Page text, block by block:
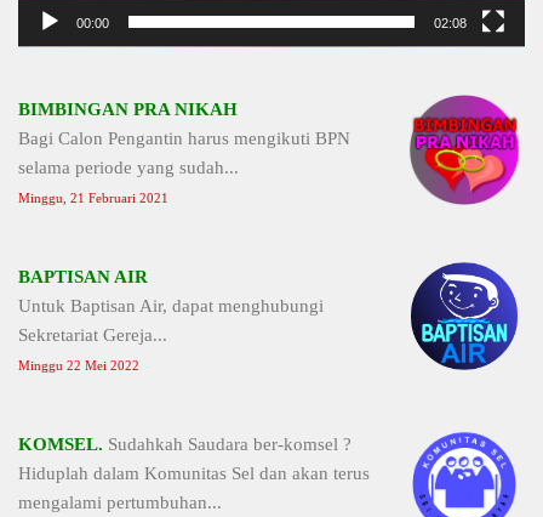
00:00 02:08
BIMBINGAN PRA NIKAH
Bagi Calon Pengantin harus mengikuti BPN
selama periode yang sudah...
Minggu, 21 Februari 2021
BAPTISAN AIR
Untuk Baptisan Air, dapat menghubungi
Sekretariat Gereja...
Minggu 22 Mei 2022
KOMSEL. Sudahkah Saudara ber-komsel ?
Hiduplah dalam Komunitas Sel dan akan terus
mengalami pertumbuhan...